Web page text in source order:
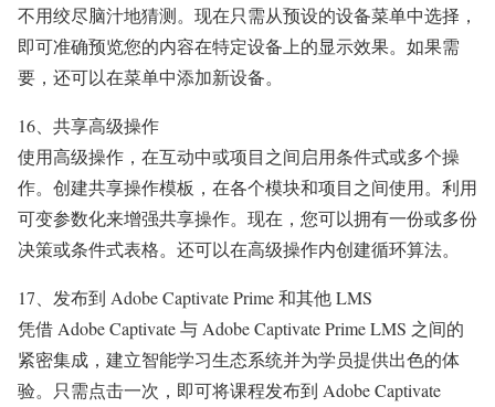
不用绞尽脑汁地猜测。现在只需从预设的设备菜单中选择，
即可准确预览您的内容在特定设备上的显示效果。如果需
要，还可以在菜单中添加新设备。
16、共享高级操作
使用高级操作，在互动中或项目之间启用条件式或多个操
作。创建共享操作模板，在各个模块和项目之间使用。利用
可变参数化来增强共享操作。现在，您可以拥有一份或多份
决策或条件式表格。还可以在高级操作内创建循环算法。
17、发布到 Adobe Captivate Prime 和其他 LMS
凭借 Adobe Captivate 与 Adobe Captivate Prime LMS 之间的
紧密集成，建立智能学习生态系统并为学员提供出色的体
验。只需点击一次，即可将课程发布到 Adobe Captivate